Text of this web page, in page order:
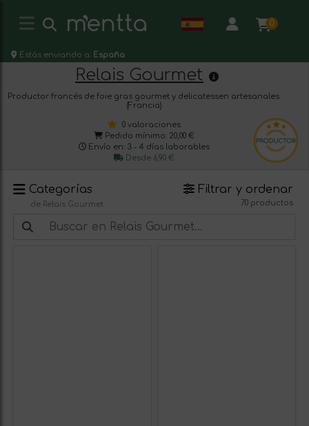
0
Estás enviando a: España
Relais Gourmet
Productor francés de foie gras gourmet y delicatessen artesanales.
(Francia)
0 valoraciones
Pedido mínimo: 20,00 €
Envío en: 3 - 4 días laborables
Desde 6,90 €
Categorías
de Relais Gourmet
Filtrar y ordenar
70 productos